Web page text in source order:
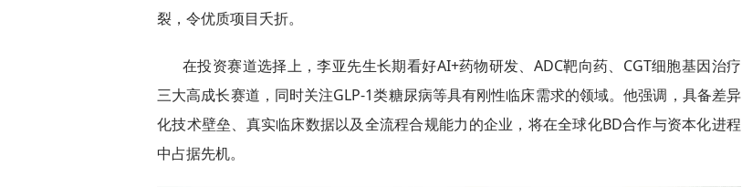
裂，令优质项目夭折。
在投资赛道选择上，李亚先生长期看好AI+药物研发、ADC靶向药、CGT细胞基因治疗
三大高成长赛道，同时关注GLP-1类糖尿病等具有刚性临床需求的领域。他强调，具备差异
化技术壁垒、真实临床数据以及全流程合规能力的企业，将在全球化BD合作与资本化进程
中占据先机。